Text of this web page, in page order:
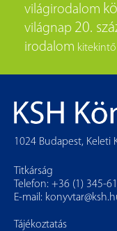
világirodalom
világnap 20.
irodalom kitekintő
1024 Budapest, Keleti
Titkárság
Telefon: +36 (1) 345-
E-mail:
Tájékoztatás